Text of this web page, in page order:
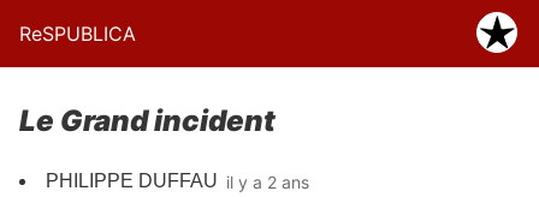
ReSPUBLICA
Le Grand incident
PHILIPPE DUFFAU il y a 2 ans